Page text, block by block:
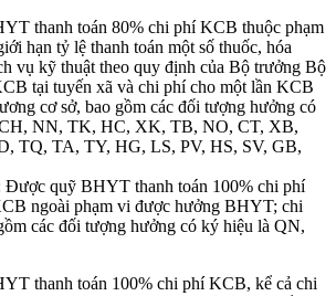
thanh toán 80% chi phí KCB thuộc phạm
hạn tỷ lệ thanh toán một số thuốc, hóa
vụ kỹ thuật theo quy định của Bộ trưởng Bộ
tại tuyến xã và chi phí cho một lần KCB
cơ sở, bao gồm các đối tượng hưởng có
NN, TK, HC, XK, TB, NO, CT, XB,
TQ, TA, TY, HG, LS, PV, HS, SV, GB,
Được quỹ BHYT thanh toán 100% chi phí
ngoài phạm vi được hưởng BHYT; chi
các đối tượng hưởng có ký hiệu là QN,
thanh toán 100% chi phí KCB, kể cả chi